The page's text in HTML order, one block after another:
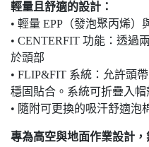
輕量且舒適的設計：
• 輕量 EPP（發泡聚丙烯）
• CENTERFIT 功能：透過
於頭部
• FLIP&FIT 系統：允許頭
穩固貼合。系統可折疊入
• 隨附可更換的吸汗舒適泡
專為高空與地面作業設計，